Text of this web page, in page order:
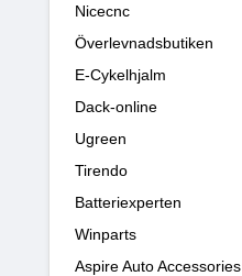
Nicecnc
Överlevnadsbutiken
E-Cykelhjalm
Dack-online
Ugreen
Tirendo
Batteriexperten
Winparts
Aspire Auto Accessories